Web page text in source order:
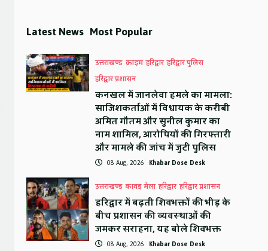
Latest News Most Popular
उत्तराखण्ड क्राइम हरिद्वार हरिद्वार पुलिस
हरिद्वार प्रशासन
कनखल में जानलेवा हमले का मामला:
साजिशकर्ताओं में विधायक के करीबी
अमित गौतम और सुनील कुमार का
नाम शामिल, आरोपियों की गिरफ्तारी
और मामले की जांच में जुटी पुलिस
08 Aug, 2026 Khabar Dose Desk
उत्तराखण्ड कावड़ मेला हरिद्वार हरिद्वार प्रशासन
हरिद्वार में बढ़ती शिवभक्तों की भीड़ के
बीच प्रशासन की व्यवस्थाओं की
जमकर सराहना, यह बोले शिवभक्त
08 Aug, 2026 Khabar Dose Desk